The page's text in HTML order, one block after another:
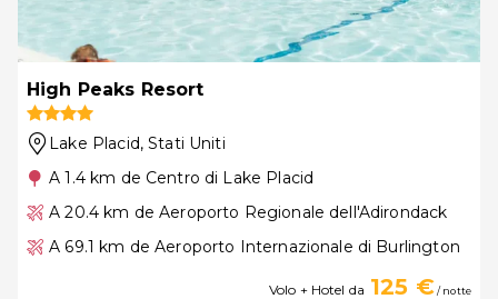
High Peaks Resort
Lake Placid, Stati Uniti
A 1.4 km de Centro di Lake Placid
A 20.4 km de Aeroporto Regionale dell'Adirondack
A 69.1 km de Aeroporto Internazionale di Burlington
Volo + Hotel da 125 €/ notte